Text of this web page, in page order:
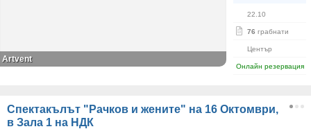
22.10
76 грабнати
Център
Онлайн резервация
Artvent
Спектакълът "Рачков и жените" на 16 Октомври,
в Зала 1 на НДК